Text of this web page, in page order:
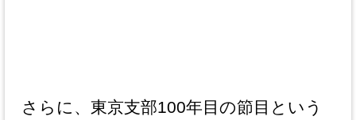
さらに、東京支部100年目の節目という